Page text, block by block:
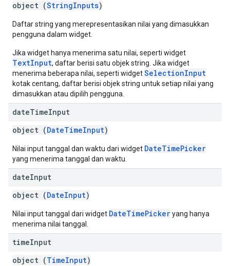
object (StringInputs)
Daftar string yang merepresentasikan nilai yang dimasukkan
pengguna dalam widget.
Jika widget hanya menerima satu nilai, seperti widget
TextInput, daftar berisi satu objek string. Jika widget
menerima beberapa nilai, seperti widgetSelectionInput
kotak centang, daftar berisi objek string untuk setiap nilai yang
dimasukkan atau dipilih pengguna.
dateTimeInput
object (DateTimeInput)
Nilai input tanggal dan waktu dari widget DateTimePicker
yang menerima tanggal dan waktu.
dateInput
object (DateInput)
Nilai input tanggal dari widget DateTimePickeryang hanya
menerima nilai tanggal.
timeInput
object (TimeInput)